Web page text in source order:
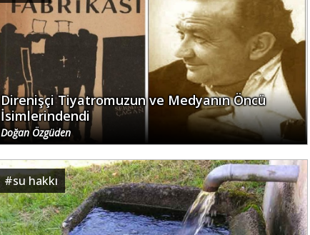
Direnişçi Tiyatromuzun ve Medyanın Öncü
İsimlerindendi
Doğan Özgüden
#su hakkı